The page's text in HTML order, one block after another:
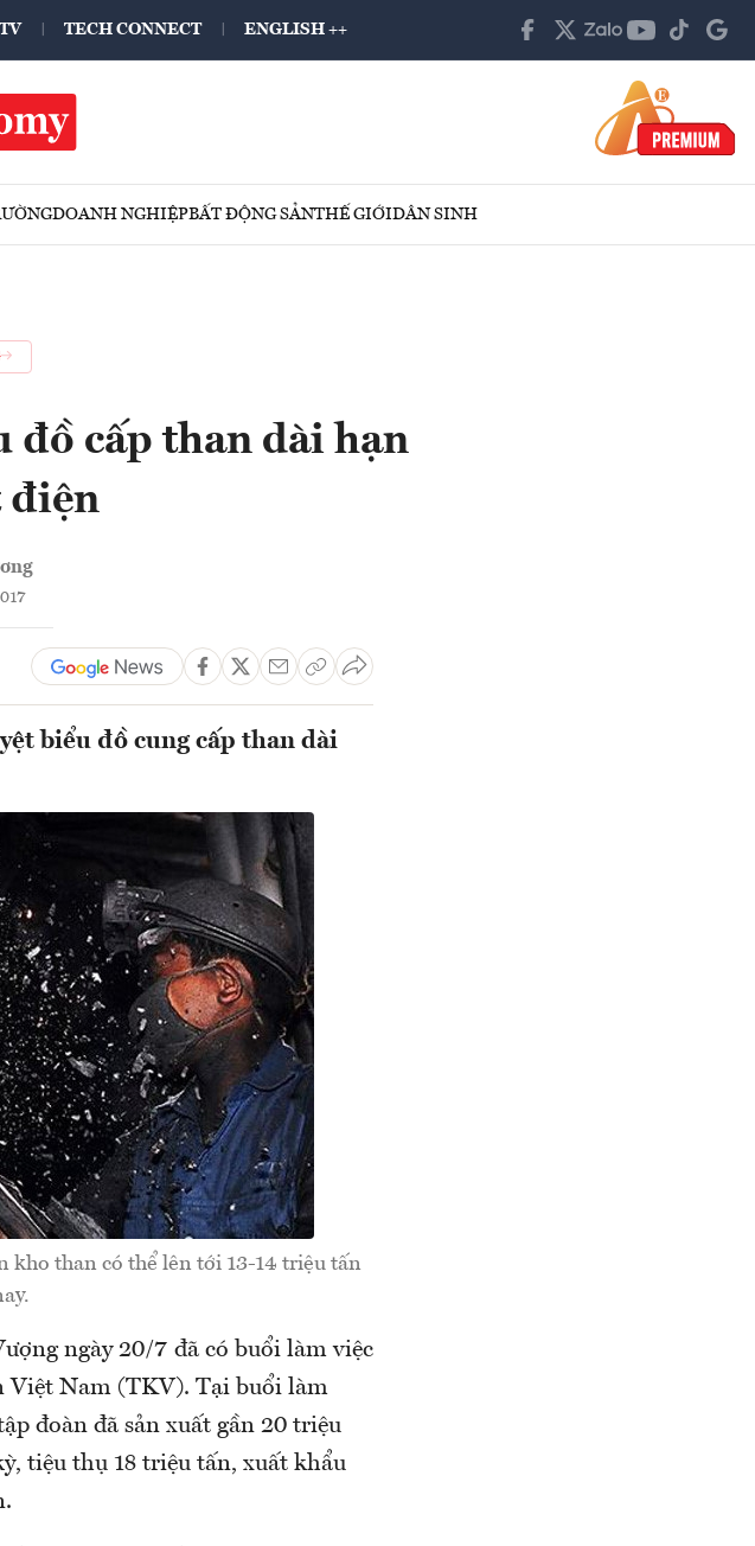
TECH CONNECT ENGLISH ++
DOANH NGHIỆPBẤT ĐỘNG SẢNTHẾ GIỚIDÂN SINH
cấp than dài hạn
điện
biểu đồ cung cấp than dài
kho than có thể lên tới 13-14 triệu tấn
ngày 20/7 đã có buổi làm việc
Việt Nam (TKV). Tại buổi làm
đoàn đã sản xuất gần 20 triệu
tiệu thụ 18 triệu tấn, xuất khẩu